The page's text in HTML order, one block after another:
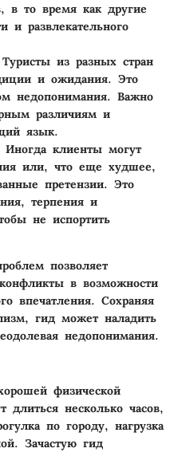
в то время как другие
и развлекательного
из разных стран
и ожидания. Это
недопонимания. Важно
различиям и
язык.
Иногда клиенты могут
или, что еще худшее,
претензии. Это
терпения и
не испортить
позволяет
в возможности
впечатления. Сохраняя
гид может наладить
недопонимания.
физической
длиться несколько часов,
по городу, нагрузка
Зачастую гид